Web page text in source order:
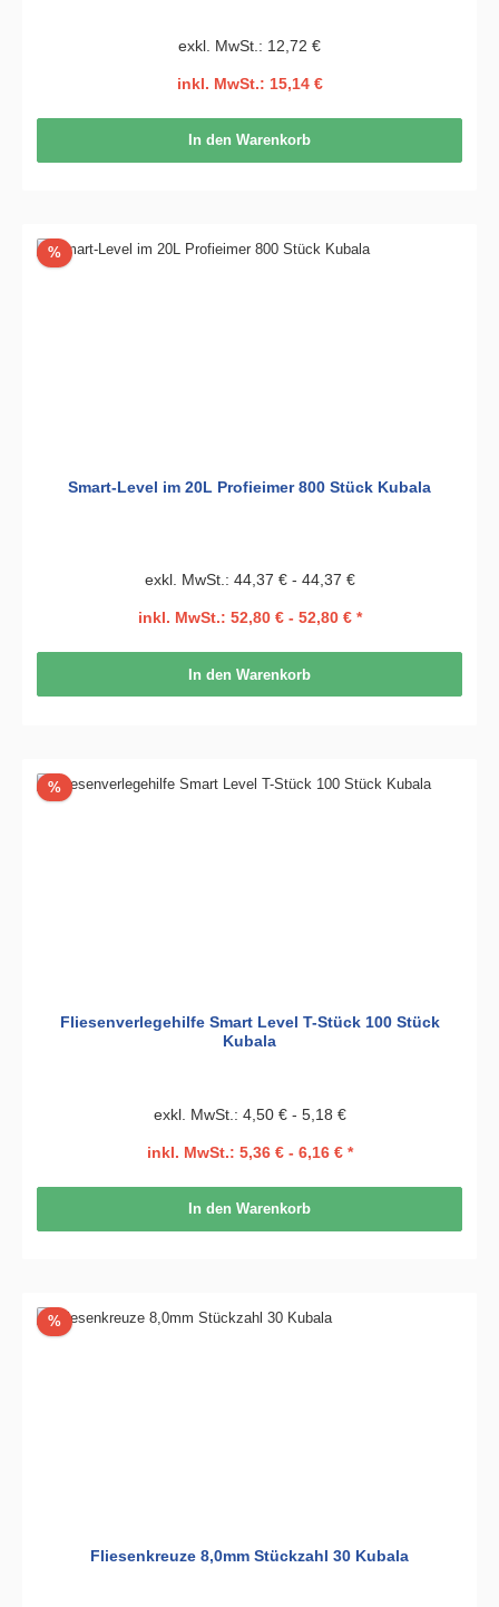
exkl. MwSt.: 12,72 €
inkl. MwSt.: 15,14 €
In den Warenkorb
%Rabatt
Smart-Level im 20L Profieimer 800 Stück Kubala
exkl. MwSt.: 44,37 € - 44,37 €
inkl. MwSt.: 52,80 € - 52,80 € *
In den Warenkorb
%Rabatt
Fliesenverlegehilfe Smart Level T-Stück 100 Stück
Kubala
exkl. MwSt.: 4,50 € - 5,18 €
inkl. MwSt.: 5,36 € - 6,16 € *
In den Warenkorb
%Rabatt
Fliesenkreuze 8,0mm Stückzahl 30 Kubala